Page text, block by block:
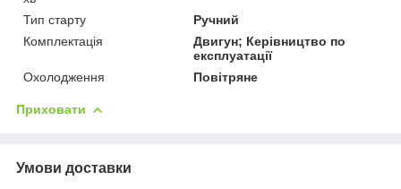
Тип старту
Ручний
Комплектація
Двигун; Керівництво по
експлуатації
Охолодження
Повітряне
Приховати
Умови доставки